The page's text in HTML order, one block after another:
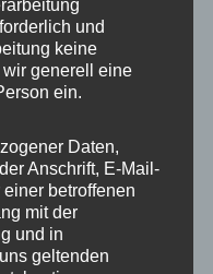
Ergebnis und
in den Ausschuss
als Nachrücker
Kiefer den
besonderen Dank
des 125-jährigen
Bedeutung dieses
die Gemeinde und
und
keine
generell eine
ein.
Daten,
Anschrift, E-Mail-
betroffenen
mit der
und in
geltenden